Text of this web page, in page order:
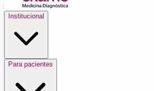
Institucional
Para pacientes